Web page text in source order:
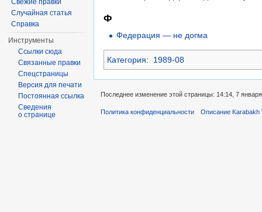
Ф
Федерация — не догма
Категория: 1989-08
Свежие правки
Случайная статья
Справка
Инструменты
Ссылки сюда
Связанные правки
Спецстраницы
Версия для печати
Постоянная ссылка
Сведения
о странице
Последнее изменение этой страницы: 14:14, 7
Политика конфиденциальности Описание Karabakh